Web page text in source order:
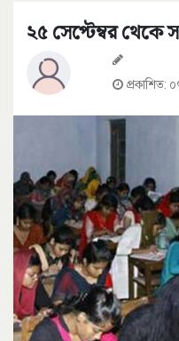
২৫ সেপ্টেম্বর থেকে
প্রকাশিত: